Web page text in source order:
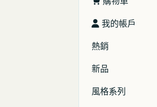
我的帳戶
熱銷
新品
風格系列